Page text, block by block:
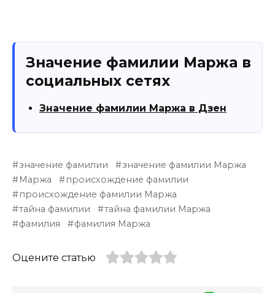
Значение фамилии Маржа в
социальных сетях
Значение фамилии Маржа в Дзен
значение фамилии
значение фамилии Маржа
Маржа
происхождение фамилии
происхождение фамилии Маржа
тайна фамилии
тайна фамилии Маржа
фамилия
фамилия Маржа
Оцените статью